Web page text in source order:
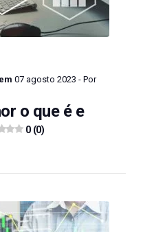
07 agosto 2023 - Por
o que é e
0 (0)